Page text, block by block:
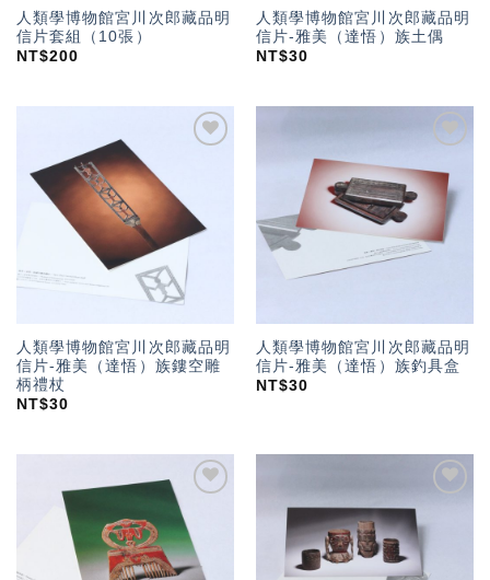
人類學博物館宮川次郎藏品明
信片套組（10張）
NT$200
人類學博物館宮川次郎藏品明
信片-雅美（達悟）族土偶
NT$30
人類學博物館宮川次郎藏品明
信片-雅美（達悟）族鏤空雕
柄禮杖
NT$30
「願
望輕
單」
人類學博物館宮川次郎藏品明
信片-雅美（達悟）族釣具盒
NT$30
單」